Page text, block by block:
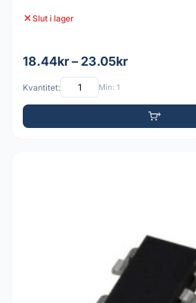
Slut i lager
18.44kr – 23.05kr
Kvantitet: Min: 1